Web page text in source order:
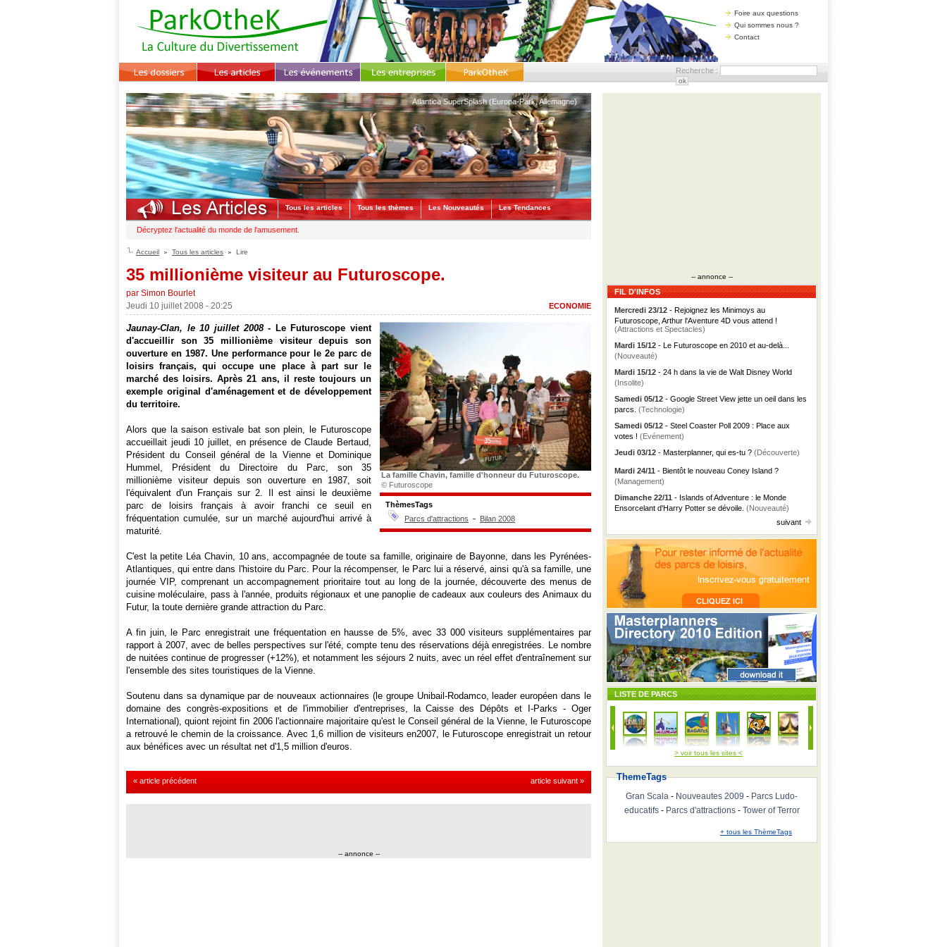
Foire aux questions
Qui sommes nous ?
Contact
Recherche :
Atlantica SuperSplash (Europa-Park, Allemagne)
Tous les articles Tous les thèmes Les Nouveautés Les Tendances
Décryptez l'actualité du monde de l'amusement.
Accueil Tous les articles Lire
35 millionième visiteur au Futuroscope.
par Simon Bourlet
ECONOMIE
Jeudi 10 juillet 2008 - 20:25
La famille Chavin, famille d'honneur du Futuroscope.
© Futuroscope
ThèmesTags
Parcs d'attractions
Bilan 2008
Jaunay-Clan, le 10 juillet 2008- Le Futuroscope vient
d'accueillir son 35 millionième visiteur depuis son
ouverture en 1987. Une performance pour le 2e parc de
loisirs français, qui occupe une place à part sur le
marché des loisirs. Après 21 ans, il reste toujours un
exemple original d'aménagement et de développement
du territoire.
Alors que la saison estivale bat son plein, le Futuroscope
accueillait jeudi 10 juillet, en présence de Claude Bertaud,
Président du Conseil général de la Vienne et Dominique
Hummel, Président du Directoire du Parc, son 35
millionième visiteur depuis son ouverture en 1987, soit
l'équivalent d'un Français sur 2. Il est ainsi le deuxième
parc de loisirs français à avoir franchi ce seuil en
fréquentation cumulée, sur un marché aujourd'hui arrivé à
maturité.
C'est la petite Léa Chavin, 10 ans, accompagnée de toute sa famille, originaire de Bayonne, dans les Pyrénées-
Atlantiques, qui entre dans l'histoire du Parc. Pour la récompenser, le Parc lui a réservé, ainsi qu'à sa famille, une
journée VIP, comprenant un accompagnement prioritaire tout au long de la journée, découverte des menus de
cuisine moléculaire, pass à l'année, produits régionaux et une panoplie de cadeaux aux couleurs des Animaux du
Futur, la toute dernière grande attraction du Parc.
A fin juin, le Parc enregistrait une fréquentation en hausse de 5%, avec 33 000 visiteurs supplémentaires par
rapport à 2007, avec de belles perspectives sur l'été, compte tenu des réservations déjà enregistrées. Le nombre
de nuitées continue de progresser (+12%), et notamment les séjours 2 nuits, avec un réel effet d'entraînement sur
l'ensemble des sites touristiques de la Vienne.
Soutenu dans sa dynamique par de nouveaux actionnaires (le groupe Unibail-Rodamco, leader européen dans le
domaine des congrès-expositions et de l'immobilier d'entreprises, la Caisse des Dépôts et I-Parks - Oger
International), quiont rejoint fin 2006 l'actionnaire majoritaire qu'est le Conseil général de la Vienne, le Futuroscope
a retrouvé le chemin de la croissance. Avec 1,6 million de visiteurs en2007, le Futuroscope enregistrait un retour
aux bénéfices avec un résultat net d'1,5 million d'euros.
« article précédent article suivant »
-- annonce --
-- annonce --
FIL D'INFOS
Mercredi 23/12 - Rejoignez les Minimoys au
Futuroscope, Arthur l'Aventure 4D vous attend !
(Attractions et Spectacles)
Mardi 15/12 - Le Futuroscope en 2010 et au-delà...
(Nouveauté)
Mardi 15/12 - 24 h dans la vie de Walt Disney World
(Insolite)
Samedi 05/12 - Google Street View jette un oeil dans les
parcs. (Technologie)
Samedi 05/12 - Steel Coaster Poll 2009 : Place aux
votes ! (Evénement)
Jeudi 03/12 - Masterplanner, qui es-tu ? (Découverte)
Mardi 24/11 - Bientôt le nouveau Coney Island ?
(Management)
Dimanche 22/11 - Islands of Adventure : le Monde
Ensorcelant d'Harry Potter se dévoile. (Nouveauté)
suivant
LISTE DE PARCS
> voir tous les sites <
ThemeTags
Gran Scala - Nouveautes 2009 - Parcs Ludo-
educatifs- Parcs d'attractions- Tower of Terror
+ tous les ThèmeTags